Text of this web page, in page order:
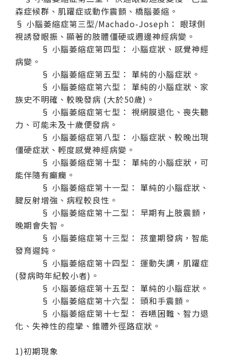
森症候群、肌躍症或動作震顫、橋腦萎縮。
§ 小腦萎縮症第三型/Machado-Joseph： 眼球側
視誘發眼振、顯著的肢體僵硬或週邊神經病變。
§ 小腦萎縮症第四型： 小腦症狀、感覺神經
病變。
§ 小腦萎縮症第五型： 單純的小腦症狀。
§ 小腦萎縮症第六型： 單純的小腦症狀、家
族史不明確、較晚發病 (大於50歲)。
§ 小腦萎縮症第七型： 視網膜退化、喪失聽
力、可能未及十歲便發病。
§ 小腦萎縮症第八型： 小腦症狀、較晚出現
僵硬症狀、輕度感覺神經病變。
§ 小腦萎縮症第十型： 單純的小腦症狀，可
能伴隨有癲癇。
§ 小腦萎縮症第十一型： 單純的小腦症狀、
腱反射增強、病程較良性。
§ 小腦萎縮症第十二型： 早期有上肢震顫，
晚期會失智。
§ 小腦萎縮症第十三型： 孩童期發病，智能
發育遲鈍。
§ 小腦萎縮症第十四型： 運動失調，肌躍症
(發病時年紀較小者)。
§ 小腦萎縮症第十五型： 單純的小腦症狀。
§ 小腦萎縮症第十六型： 頭和手震顫。
§ 小腦萎縮症第十七型： 吞嚥困難、智力退
化、失神性的痙攣、錐體外徑路症狀。
1)初期現象